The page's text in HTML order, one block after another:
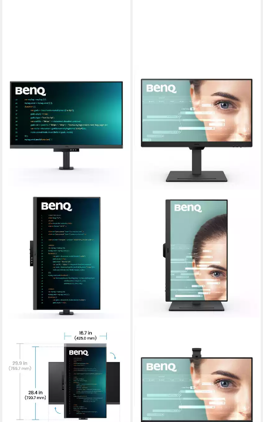
BenQ RD320UA TFT-Monitor
5 ms
Reaktionszeit
60 Hz
Bildwiederholfrequenz
ab 847,00 €
mtl. in 48 Raten
leider ausverkauft
BenQ GW2490T TFT-Monitor
5 ms Reaktionszeit
100 Hz Bildwiederholfrequenz
Produktdatenblatt
174,62 €
15,95 €mtl. in 12 Raten
leider ausverkauft